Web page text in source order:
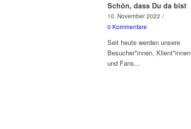
Schön, dass Du da bist
10. November 2022 /
0 Kommentare
Seit heute werden unsere
Besucher*innen, Klient*innen
und Fans…